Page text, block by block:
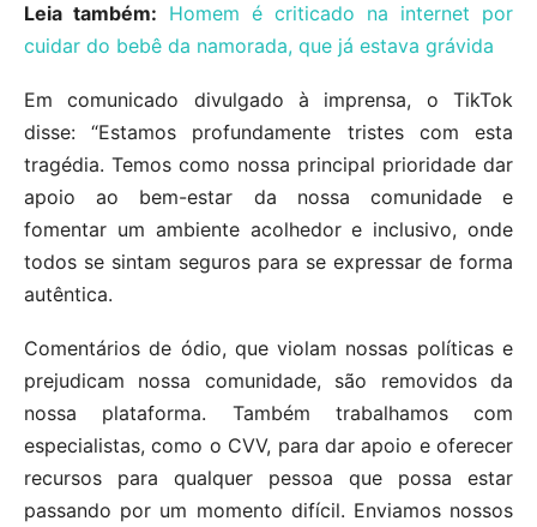
Leia também: Homem é criticado na internet por
cuidar do bebê da namorada, que já estava grávida
Em comunicado divulgado à imprensa, o TikTok
disse: “Estamos profundamente tristes com esta
tragédia. Temos como nossa principal prioridade dar
apoio ao bem-estar da nossa comunidade e
fomentar um ambiente acolhedor e inclusivo, onde
todos se sintam seguros para se expressar de forma
autêntica.
Comentários de ódio, que violam nossas políticas e
prejudicam nossa comunidade, são removidos da
nossa plataforma. Também trabalhamos com
especialistas, como o CVV, para dar apoio e oferecer
recursos para qualquer pessoa que possa estar
passando por um momento difícil. Enviamos nossos